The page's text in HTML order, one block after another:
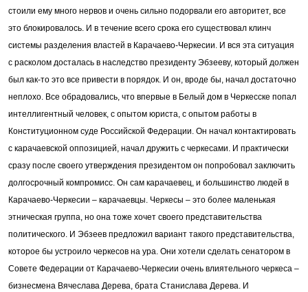
стоили ему много нервов и очень сильно подорвали его авторитет, все
это блокировалось. И в течение всего срока его существовал клинч
системы разделения властей в Карачаево-Черкесии. И вся эта ситуация
с расколом досталась в наследство президенту Эбзееву, который должен
был как-то это все привести в порядок. И он, вроде бы, начал достаточно
неплохо. Все обрадовались, что впервые в Белый дом в Черкесске попал
интеллигентный человек, с опытом юриста, с опытом работы в
Конституционном суде Российской Федерации. Он начал контактировать
с карачаевской оппозицией, начал дружить с черкесами. И практически
сразу после своего утверждения президентом он попробовал заключить
долгосрочный компромисс. Он сам карачаевец, и большинство людей в
Карачаево-Черкесии – карачаевцы. Черкесы – это более маленькая
этническая группа, но она тоже хочет своего представительства
политического. И Эбзеев предложил вариант такого представительства,
которое бы устроило черкесов на ура. Они хотели сделать сенатором в
Совете Федерации от Карачаево-Черкесии очень влиятельного черкеса –
бизнесмена Вячеслава Дерева, брата Станислава Дерева. И